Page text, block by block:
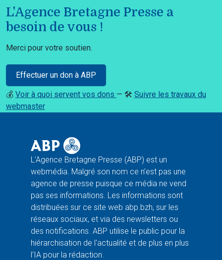
L'Agence Bretagne Presse a
besoin de vous !
Merci pour votre soutien.
Effectuer un don à ABP
💰 Voir à quoi servent vos dons — 🛠️ Suivre les travaux du
webmaster
L'Agence Bretagne Presse (ABP) est un
webmédia. Malgré son nom ce n'est pas une
agence de presse puisque ce média ne vend
pas ses informations. Les informations sont
distribuées sur ce site web abp.bzh, sur les
réseaux sociaux, et via des newsletters ou
des notifications. ABP utilise le public pour la
hiérarchisation de l'actualité et de plus en plus
l'IA pour la rédaction.